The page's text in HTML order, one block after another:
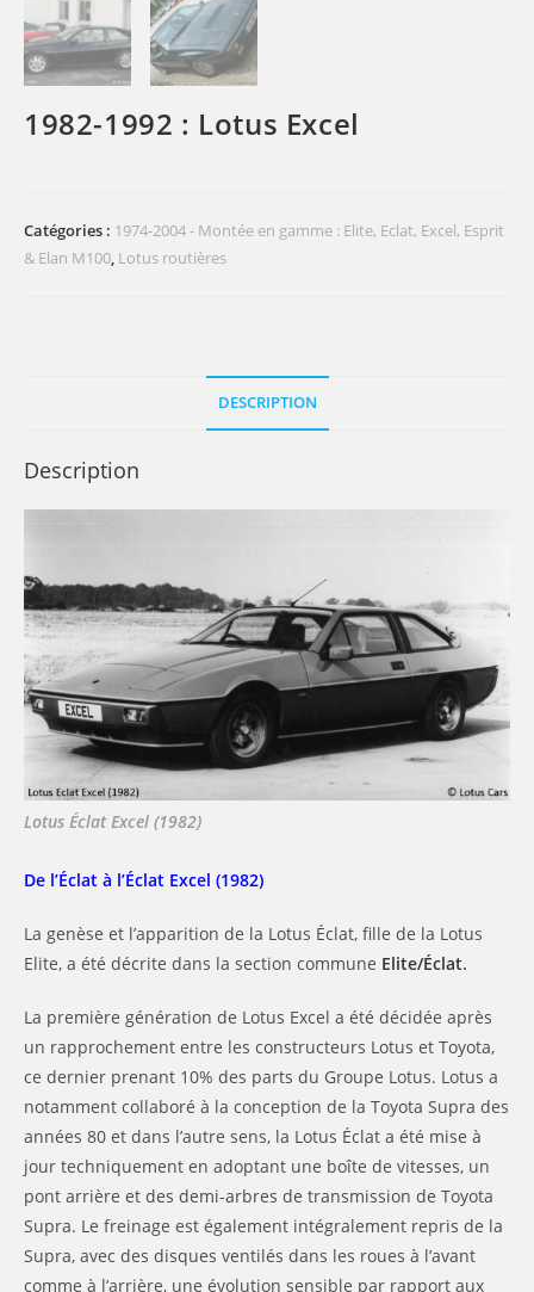
1982-1992 : Lotus Excel
Catégories : 1974-2004 - Montée en gamme : Elite, Eclat, Excel, Esprit
& Elan M100, Lotus routières
DESCRIPTION
Description
Lotus Éclat Excel (1982)
De l’Éclat à l’Éclat Excel (1982)
La genèse et l’apparition de la Lotus Éclat, fille de la Lotus
Elite, a été décrite dans la section commune Elite/Éclat.
La première génération de Lotus Excel a été décidée après
un rapprochement entre les constructeurs Lotus et Toyota,
ce dernier prenant 10% des parts du Groupe Lotus. Lotus a
notamment collaboré à la conception de la Toyota Supra des
années 80 et dans l’autre sens, la Lotus Éclat a été mise à
jour techniquement en adoptant une boîte de vitesses, un
pont arrière et des demi-arbres de transmission de Toyota
Supra. Le freinage est également intégralement repris de la
Supra, avec des disques ventilés dans les roues à l’avant
comme à l’arrière, une évolution sensible par rapport aux